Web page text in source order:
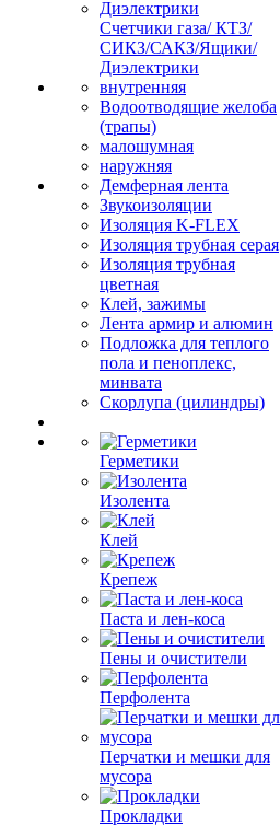
Счетчики газа/ КТЗ/
СИКЗ/САКЗ/Ящики/
Диэлектрики
внутренняя
Водоотводящие желоба
(трапы)
малошумная
наружняя
Демферная лента
Звукоизоляции
Изоляция K-FLEX
Изоляция трубная серая
Изоляция трубная
цветная
Клей, зажимы
Лента армир и алюмин
Подложка для теплого
пола и пеноплекс,
минвата
Скорлупа (цилиндры)
Герметики
Изолента
Клей
Крепеж
Паста и лен-коса
Пены и очистители
Перфолента
Перчатки и мешки для
мусора
Прокладки